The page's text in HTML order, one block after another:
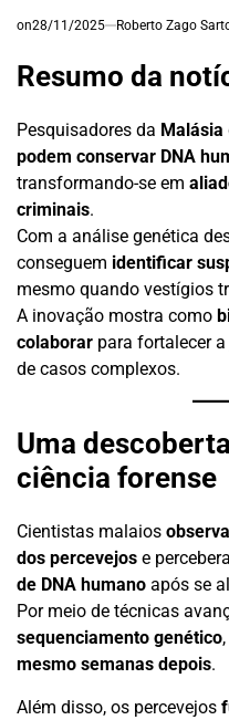
on28/11/2025 Roberto Zago
Resumo da
Pesquisadores da Malásia
podem conservar DNA
transformando-se em
criminais.
Com a análise genética
conseguem identificar
mesmo quando vestígios
A inovação mostra como
colaborar para fortalecer
de casos complexos.
Uma
ciência forense
Cientistas malaios
dos percevejos e
de DNA humano após se
Por meio de técnicas
sequenciamento genético
mesmo semanas depois.
Além disso, os percevejos